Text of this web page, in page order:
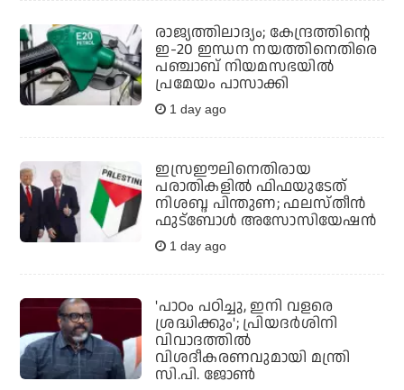
രാജ്യത്തിലാദ്യം; കേന്ദ്രത്തിന്റെ
ഇ-20 ഇന്ധന നയത്തിനെതിരെ
പഞ്ചാബ് നിയമസഭയില്‍
പ്രമേയം പാസാക്കി
1 day ago
ഇസ്രഈലിനെതിരായ
പരാതികളില്‍ ഫിഫയുടേത്
നിശബ്ദ പിന്തുണ; ഫലസ്തീന്‍
ഫുട്‌ബോള്‍ അസോസിയേഷന്‍
1 day ago
'പാഠം പഠിച്ചു, ഇനി വളരെ
ശ്രദ്ധിക്കും'; പ്രിയദര്‍ശിനി
വിവാദത്തില്‍
വിശദീകരണവുമായി മന്ത്രി
സി.പി. ജോണ്‍